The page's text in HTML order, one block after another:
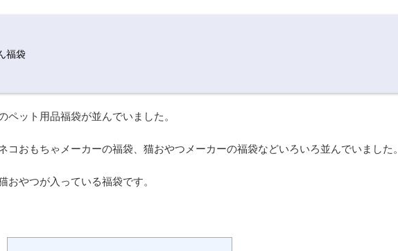
福袋
ット用品福袋が並んでいました。
おもちゃメーカーの福袋、猫おやつメーカーの福袋などいろいろ並んでいました。
やつが入っている福袋です。